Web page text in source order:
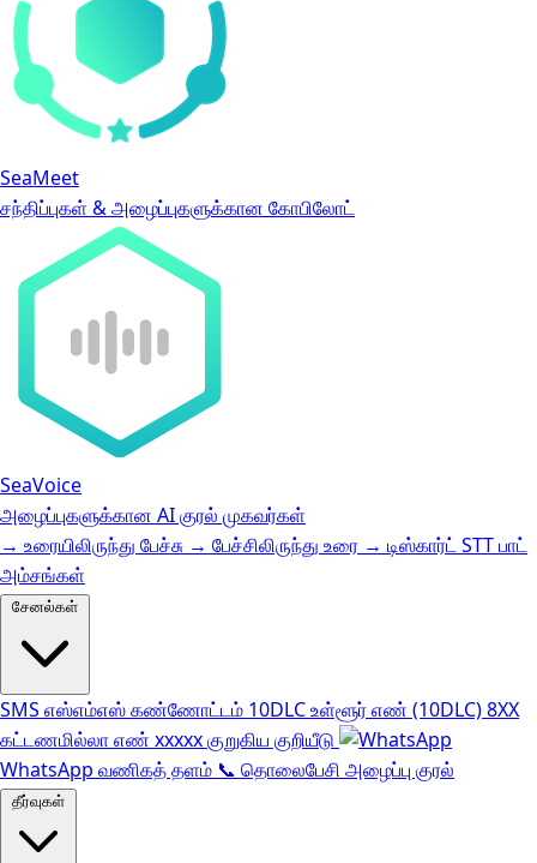
SeaMeet
சந்திப்புகள் & அழைப்புகளுக்கான கோபிலோட்
SeaVoice
அழைப்புகளுக்கான AI குரல் முகவர்கள்
→ உரையிலிருந்து பேச்சு → பேச்சிலிருந்து உரை → டிஸ்கார்ட் STT பாட்
அம்சங்கள்
சேனல்கள்
SMS எஸ்எம்எஸ் கண்ணோட்டம் 10DLCஉள்ளூர் எண் (10DLC)8XX
கட்டணமில்லா எண் xxxxxகுறுகிய குறியீடு
WhatsApp வணிகத் தளம் 📞 தொலைபேசி அழைப்பு குரல்
தீர்வுகள்